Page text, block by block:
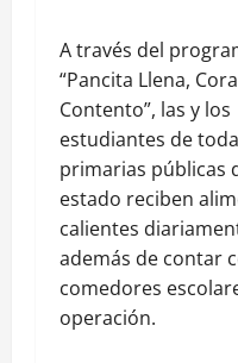
A través del
“Pancita Llena,
Contento”, las y los
estudiantes de
primarias públicas
estado reciben
calientes
además de contar
comedores
operación.